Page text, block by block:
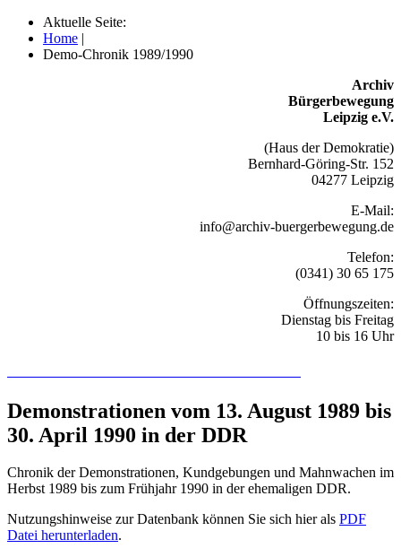
Aktuelle Seite:
Home |
Demo-Chronik 1989/1990
Archiv
Bürgerbewegung
Leipzig e.V.
(Haus der Demokratie)
Bernhard-Göring-Str. 152
04277 Leipzig
E-Mail:
info@archiv-buergerbewegung.de
Telefon:
(0341) 30 65 175
Öffnungszeiten:
Dienstag bis Freitag
10 bis 16 Uhr
Demonstrationen vom 13. August 1989 bis
30. April 1990 in der DDR
Chronik der Demonstrationen, Kundgebungen und Mahnwachen im
Herbst 1989 bis zum Frühjahr 1990 in der ehemaligen DDR.
Nutzungshinweise zur Datenbank können Sie sich hier als PDF
Datei herunterladen.